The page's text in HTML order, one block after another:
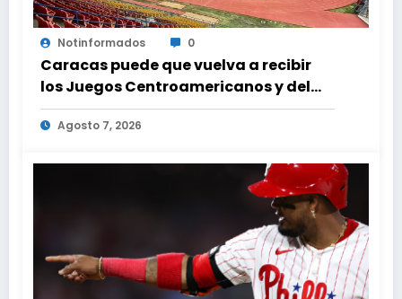
Notinformados 0
Caracas puede que vuelva a recibir
los Juegos Centroamericanos y del
Caribe tras mas de 70 años
Agosto 7, 2026